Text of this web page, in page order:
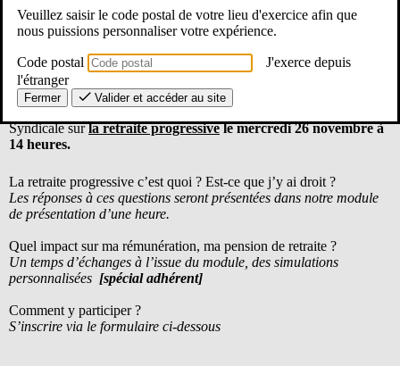
La retraite progressive, un aménagement de fin de carrière !
Le SE-Unsa des Landes organise une Réunion d’Information
Syndicale surla retraite progressive le mercredi 26 novembre à
14 heures.
La retraite progressive c’est quoi ? Est-ce que j’y ai droit ?
Les réponses à ces questions seront présentées dans notre module
de présentation d’une heure.
Quel impact sur ma rémunération, ma pension de retraite ?
Un temps d’échanges à l’issue du module, des simulations
personnalisées [spécial adhérent]
Comment y participer ?
S’inscrire via le formulaire ci-dessous
Veuillez saisir le code postal de votre lieu d'exercice afin que
nous puissions personnaliser votre expérience.
Code postal
J'exerce depuis
l'étranger
Fermer Valider et accéder au site